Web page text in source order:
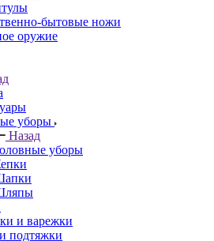
бытовые ножи
оружие
уборы
Назад
уборы
и варежки
подтяжки